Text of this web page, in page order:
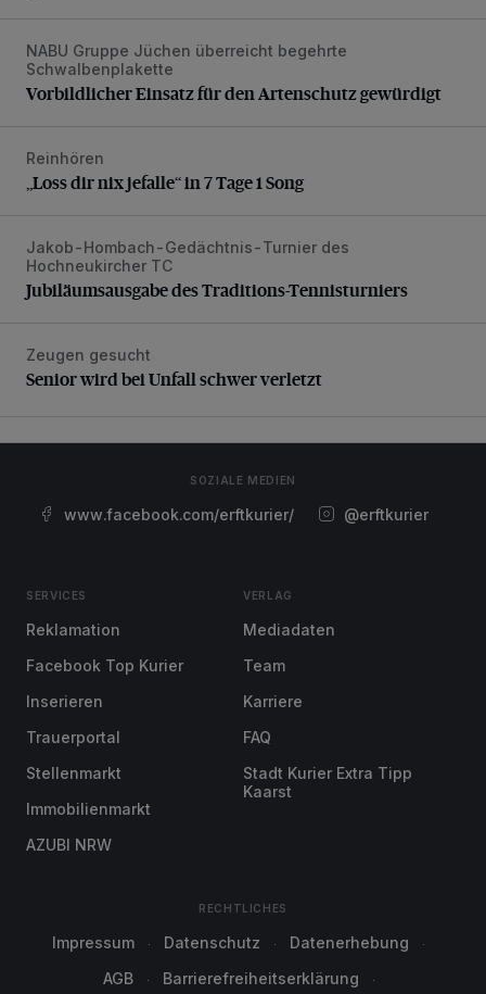
Vorbildlicher Einsatz für den Artenschutz gewürdigt
NABU Gruppe Jüchen überreicht begehrte
Schwalbenplakette
Vorbildlicher Einsatz für den Artenschutz gewürdigt
„Loss dir nix jefalle“ in 7 Tage 1 Song
Reinhören
„Loss dir nix jefalle“ in 7 Tage 1 Song
Jubiläumsausgabe des Traditions-Tennisturniers
Jakob-Hombach-Gedächtnis-Turnier des
Hochneukircher TC
Jubiläumsausgabe des Traditions-Tennisturniers
Senior wird bei Unfall schwer verletzt
Zeugen gesucht
Senior wird bei Unfall schwer verletzt
SOZIALE MEDIEN
www.facebook.com/erftkurier/ @erftkurier
SERVICES
Reklamation
Facebook Top Kurier
Inserieren
Trauerportal
Stellenmarkt
Immobilienmarkt
AZUBI NRW
VERLAG
Mediadaten
Team
Karriere
FAQ
Stadt Kurier Extra Tipp
Kaarst
RECHTLICHES
Impressum Datenschutz
Datenerhebung
AGB
Barrierefreiheitserklärung